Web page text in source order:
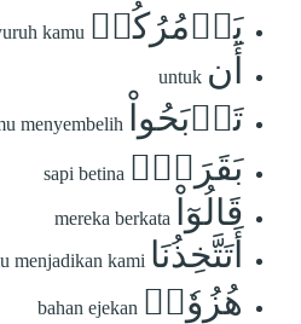
يَأۡمُرُكُمۡ kamu
أَن untuk
تَذۡبَحُواْ menyembelih
بَقَرَةٗۖ sapi betina
قَالُوٓاْ mereka berkata
أَتَتَّخِذُنَا menjadikan kami
هُزُوٗاۖ bahan ejekan